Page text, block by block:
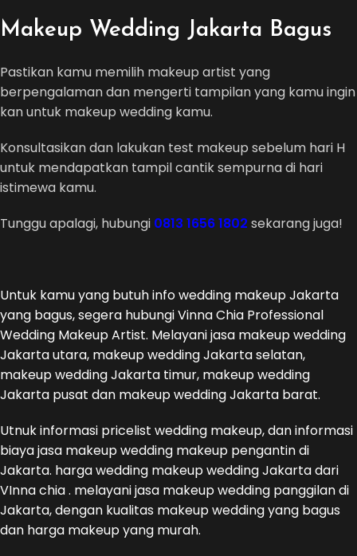
Makeup Wedding Jakarta Bagus
Pastikan kamu memilih makeup artist yang
berpengalaman dan mengerti tampilan yang kamu ingin
kan untuk makeup wedding kamu.
Konsultasikan dan lakukan test makeup sebelum hari H
untuk mendapatkan tampil cantik sempurna di hari
istimewa kamu.
Tunggu apalagi, hubungi 0813 1656 1802 sekarang juga!
Untuk kamu yang butuh info wedding makeup Jakarta
yang bagus, segera hubungi Vinna Chia Professional
Wedding Makeup Artist. Melayani jasa makeup wedding
Jakarta utara, makeup wedding Jakarta selatan,
makeup wedding Jakarta timur, makeup wedding
Jakarta pusat dan makeup wedding Jakarta barat.
Utnuk informasi pricelist wedding makeup, dan informasi
biaya jasa makeup wedding makeup pengantin di
Jakarta. harga wedding makeup wedding Jakarta dari
VInna chia . melayani jasa makeup wedding panggilan di
Jakarta, dengan kualitas makeup wedding yang bagus
dan harga makeup yang murah.